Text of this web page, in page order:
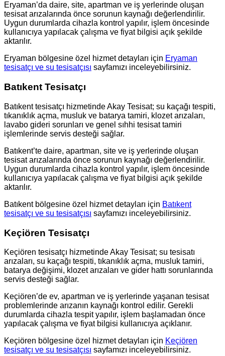
Eryaman’da daire, site, apartman ve iş yerlerinde oluşan
tesisat arızalarında önce sorunun kaynağı değerlendirilir.
Uygun durumlarda cihazla kontrol yapılır, işlem öncesinde
kullanıcıya yapılacak çalışma ve fiyat bilgisi açık şekilde
aktarılır.
Eryaman bölgesine özel hizmet detayları için Eryaman
tesisatçı ve su tesisatçısı sayfamızı inceleyebilirsiniz.
Batıkent Tesisatçı
Batıkent tesisatçı hizmetinde Akay Tesisat; su kaçağı tespiti,
tıkanıklık açma, musluk ve batarya tamiri, klozet arızaları,
lavabo gideri sorunları ve genel sıhhi tesisat tamiri
işlemlerinde servis desteği sağlar.
Batıkent’te daire, apartman, site ve iş yerlerinde oluşan
tesisat arızalarında önce sorunun kaynağı değerlendirilir.
Uygun durumlarda cihazla kontrol yapılır, işlem öncesinde
kullanıcıya yapılacak çalışma ve fiyat bilgisi açık şekilde
aktarılır.
Batıkent bölgesine özel hizmet detayları için Batıkent
tesisatçı ve su tesisatçısı sayfamızı inceleyebilirsiniz.
Keçiören Tesisatçı
Keçiören tesisatçı hizmetinde Akay Tesisat; su tesisatı
arızaları, su kaçağı tespiti, tıkanıklık açma, musluk tamiri,
batarya değişimi, klozet arızaları ve gider hattı sorunlarında
servis desteği sağlar.
Keçiören’de ev, apartman ve iş yerlerinde yaşanan tesisat
problemlerinde arızanın kaynağı kontrol edilir. Gerekli
durumlarda cihazla tespit yapılır, işlem başlamadan önce
yapılacak çalışma ve fiyat bilgisi kullanıcıya açıklanır.
Keçiören bölgesine özel hizmet detayları için Keçiören
tesisatçı ve su tesisatçısı sayfamızı inceleyebilirsiniz.